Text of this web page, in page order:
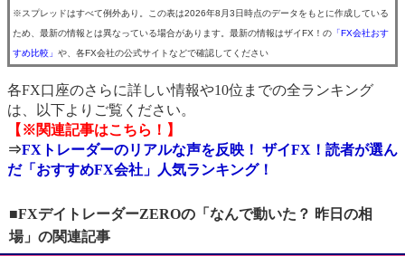
※スプレッドはすべて例外あり。この表は2026年8月3日時点のデータをもとに作成している
ため、最新の情報とは異なっている場合があります。最新の情報はザイFX！の 「FX会社おす
すめ比較」 や、各FX会社の公式サイトなどで確認してください
各FX口座のさらに詳しい情報や10位までの全ランキング
は、以下よりご覧ください。
【※関連記事はこちら！】
⇒FXトレーダーのリアルな声を反映！ ザイFX！読者が選ん
だ「おすすめFX会社」人気ランキング！
■FXデイトレーダーZEROの「なんで動いた？ 昨日の相
場」の関連記事